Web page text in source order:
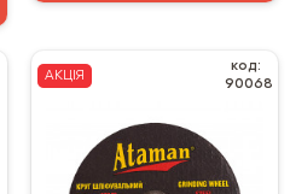
АКЦІЯ
код:
90068